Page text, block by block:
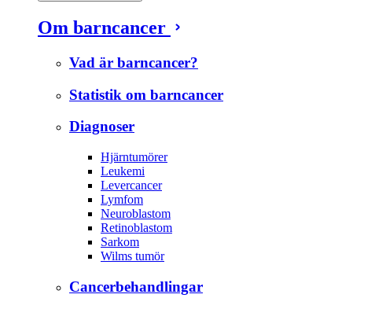
Om barncancer
Vad är barncancer?
Statistik om barncancer
Diagnoser
Hjärntumörer
Leukemi
Levercancer
Lymfom
Neuroblastom
Retinoblastom
Sarkom
Wilms tumör
Cancerbehandlingar